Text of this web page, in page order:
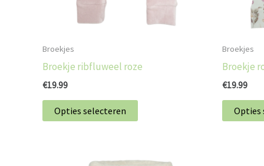
Broekjes
Broekje ribfluweel roze
€19.99
Opties selecteren
worden
productpagina
Broekjes
Broekje
€19.99
Opties
Dit